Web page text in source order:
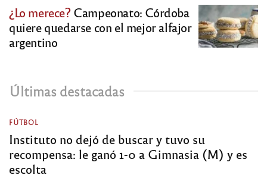
¿Lo merece?Campeonato: Córdoba
quiere quedarse con el mejor alfajor
argentino
Últimas destacadas
FÚTBOL
Instituto no dejó de buscar y tuvo su
recompensa: le ganó 1-0 a Gimnasia (M) y es
escolta